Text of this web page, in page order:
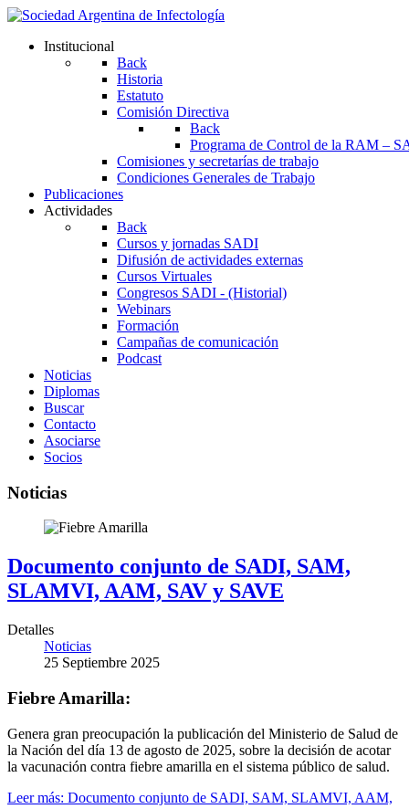
Institucional
Back
Historia
Estatuto
Comisión Directiva
Back
Programa de Control de la RAM –
Comisiones y secretarías de trabajo
Condiciones Generales de Trabajo
Publicaciones
Actividades
Back
Cursos y jornadas SADI
Difusión de actividades externas
Cursos Virtuales
Congresos SADI - (Historial)
Webinars
Formación
Campañas de comunicación
Podcast
Noticias
Diplomas
Buscar
Contacto
Asociarse
Socios
Noticias
Documento conjunto de SADI, SAM,
SLAMVI, AAM, SAV y SAVE
Detalles
Noticias
25 Septiembre 2025
Fiebre Amarilla:
Genera gran preocupación la publicación del Ministerio de Salud de
la Nación del día 13 de agosto de 2025, sobre la decisión de acotar
la vacunación contra fiebre amarilla en el sistema público de salud.
Leer más: Documento conjunto de SADI, SAM, SLAMVI, AAM,